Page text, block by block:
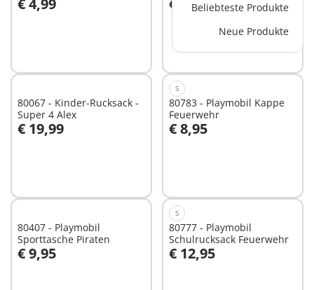
Beliebteste Produkte
Neue Produkte
€ 4,99
In den Warenkorb € 34,99
In den Warenkorb
80067 - Kinder-Rucksack -
Super 4 Alex
€ 19,99
In den Warenkorb
S
80783 - Playmobil Kappe
Feuerwehr
€ 8,95
In den Warenkorb
80407 - Playmobil
Sporttasche Piraten
€ 9,95
In den Warenkorb
S
80777 - Playmobil
Schulrucksack Feuerwehr
€ 12,95
In den Warenkorb